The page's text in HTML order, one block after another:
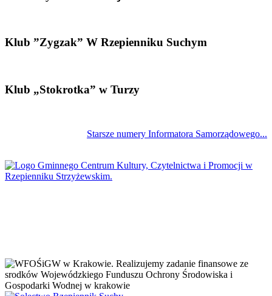
Klub ”Zygzak” W Rzepienniku Suchym
Klub „Stokrotka” w Turzy
Starsze numery Informatora Samorządowego...